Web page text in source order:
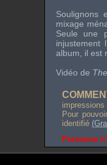
Soulignons
mixage
Seule une
injustement
album, il est
Vidéo de
impressions
Pour
identifié
Personne